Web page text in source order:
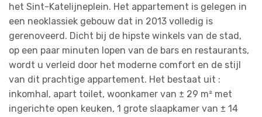
het Sint-Katelijneplein. Het appartement is gelegen in
een neoklassiek gebouw dat in 2013 volledig is
gerenoveerd. Dicht bij de hipste winkels van de stad,
op een paar minuten lopen van de bars en restaurants,
wordt u verleid door het moderne comfort en de stijl
van dit prachtige appartement. Het bestaat uit :
inkomhal, apart toilet, woonkamer van ± 29 m² met
ingerichte open keuken, 1 grote slaapkamer van ± 14